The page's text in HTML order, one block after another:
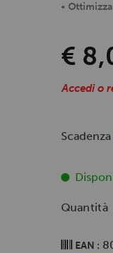
•
€
Accedi o
Scadenza
Quantità
EAN :